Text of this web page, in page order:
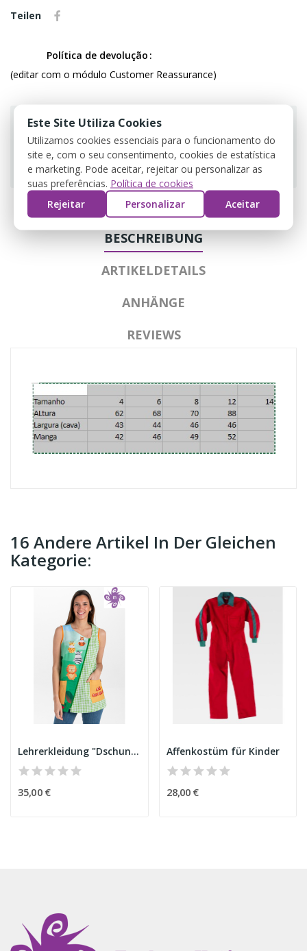
Teilen
Política de devolução
(editar com o módulo Customer Reassurance)
Guarantee safe & secure checkout
BESCHREIBUNG
ARTIKELDETAILS
ANHÄNGE
REVIEWS
16 Andere Artikel In Der Gleichen
Kategorie:
Lehrerkleidung "Dschungeltiere"
35,00 €
Affenkostüm für Kinder
28,00 €
Este Site Utiliza Cookies
Utilizamos cookies essenciais para o funcionamento do
site e, com o seu consentimento, cookies de estatística
e marketing. Pode aceitar, rejeitar ou personalizar as
suas preferências. Política de cookies
Rejeitar
Personalizar Aceitar